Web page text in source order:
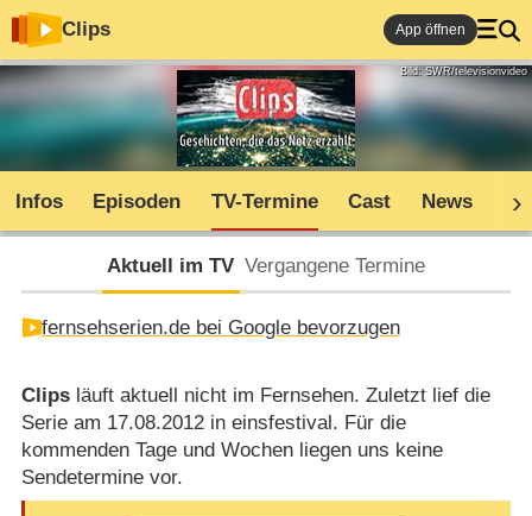
Clips App öffnen
Bild: SWR/televisionvideo
Infos Episoden TV-Termine Cast News
Aktuell im TV Vergangene Termine
fernsehserien.de bei Google bevorzugen
Clipsläuft aktuell nicht im Fernsehen. Zuletzt lief die
Serie am 17.08.2012 in einsfestival. Für die
kommenden Tage und Wochen liegen uns keine
Sendetermine vor.